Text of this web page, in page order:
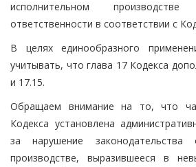
исполнительном
ответственности в соответствии с
В целях единообразного
учитывать, что глава 17 Кодекса
и 17.15.
Обращаем внимание на то, что
Кодекса установлена
за нарушение законодательства
производстве, выразившееся в